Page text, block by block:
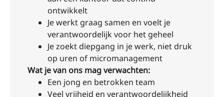
ontwikkelt
Je werkt graag samen en voelt je
verantwoordelijk voor het geheel
Je zoekt diepgang in je werk, niet druk
op uren of micromanagement
Wat je van ons mag verwachten:
Een jong en betrokken team
Veel vrijheid en verantwoordelijkheid